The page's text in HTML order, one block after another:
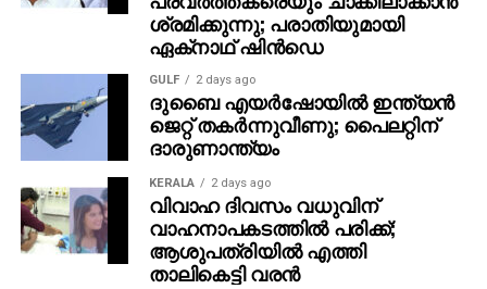
ചികിത്സയിലിരിക്കെയാണ് മഷ്തിഷ്‌ക ജ്വരമാണെന്ന്
തിരിച്ചറിയുന്നത്. ചികിത്സയിലിരിക്കെ വൃന്ദ മരിക്കുകയും
ചെയ്തു. സംഭവത്തില്‍ വൃന്ദയുടെ കുടുംബം കലക്ടര്‍ക്ക്
പരാതി നല്‍കിയിട്ടുണ്ട്.
ശ്രമിക്കുന്നു; പരാതിയുമായി
ഏക്‌നാഥ് ഷിന്‍ഡെ
GULF 2 days ago
ദുബൈ എയര്‍ഷോയില്‍ ഇന്ത്യന്‍
ജെറ്റ് തകര്‍ന്നുവീണു; പൈലറ്റിന്
ദാരുണാന്ത്യം
KERALA 2 days ago
വിവാഹ ദിവസം വധുവിന്
വാഹനാപകടത്തില്‍ പരിക്ക്;
ആശുപത്രിയില്‍ എത്തി
താലികെട്ടി വരന്‍